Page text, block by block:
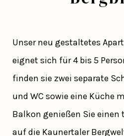
Unser neu gestaltetes
eignet sich für 4 bis 5
finden sie zwei separate
und WC sowie eine Küche
Balkon genießen Sie
auf die Kaunertaler